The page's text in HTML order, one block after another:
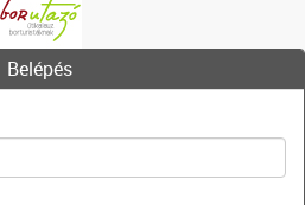
Belépés